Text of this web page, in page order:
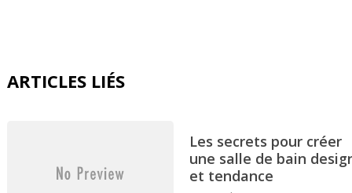
ARTICLES LIÉS
Les secrets pour créer
une salle de bain
et tendance